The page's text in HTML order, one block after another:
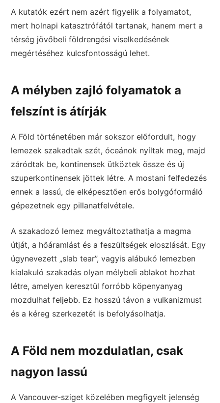
A kutatók ezért nem azért figyelik a folyamatot,
mert holnapi katasztrófától tartanak, hanem mert a
térség jövőbeli földrengési viselkedésének
megértéséhez kulcsfontosságú lehet.
A mélyben zajló folyamatok a
felszínt is átírják
A Föld történetében már sokszor előfordult, hogy
lemezek szakadtak szét, óceánok nyíltak meg, majd
záródtak be, kontinensek ütköztek össze és új
szuperkontinensek jöttek létre. A mostani felfedezés
ennek a lassú, de elképesztően erős bolygóformáló
gépezetnek egy pillanatfelvétele.
A szakadozó lemez megváltoztathatja a magma
útját, a hőáramlást és a feszültségek eloszlását. Egy
úgynevezett „slab tear”, vagyis alábukó lemezben
kialakuló szakadás olyan mélybeli ablakot hozhat
létre, amelyen keresztül forróbb köpenyanyag
mozdulhat feljebb. Ez hosszú távon a vulkanizmust
és a kéreg szerkezetét is befolyásolhatja.
A Föld nem mozdulatlan, csak
nagyon lassú
A Vancouver-sziget közelében megfigyelt jelenség